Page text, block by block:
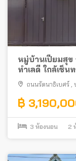
หมู่บ้านเปี่ยมสุข
ทำเลดี ใกล้เซ็น
ถนนรัตนาธิเบศร์
฿
3 ห้องนอน 2